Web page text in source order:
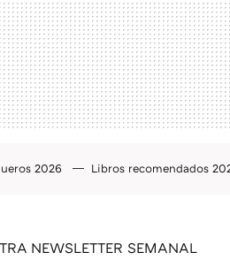
2026 Libros recomendados
NEWSLETTER SEMANAL